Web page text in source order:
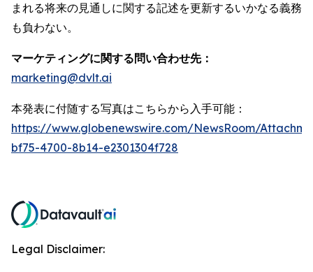
まれる将来の見通しに関する記述を更新するいかなる義務
も負わない。
マーケティングに関する問い合わせ先：
marketing@dvlt.ai
本発表に付随する写真はこちらから入手可能：
https://www.globenewswire.com/NewsRoom/
bf75-4700-8b14-e2301304f728
Legal Disclaimer: